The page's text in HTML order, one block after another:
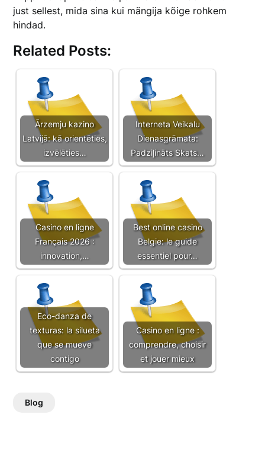
just sellest, mida sina kui mängija kõige rohkem
hindad.
Related Posts:
Ārzemju kazino
Latvijā: kā orientēties,
izvēlēties…
Interneta Veikalu
Dienasgrāmata:
Padziļināts Skats…
Casino en ligne
Français 2026 :
innovation,…
Best online casino
Belgie: le guide
essentiel pour…
Eco-danza de
texturas: la silueta
que se mueve
contigo
Casino en ligne :
comprendre, choisir
et jouer mieux
Blog